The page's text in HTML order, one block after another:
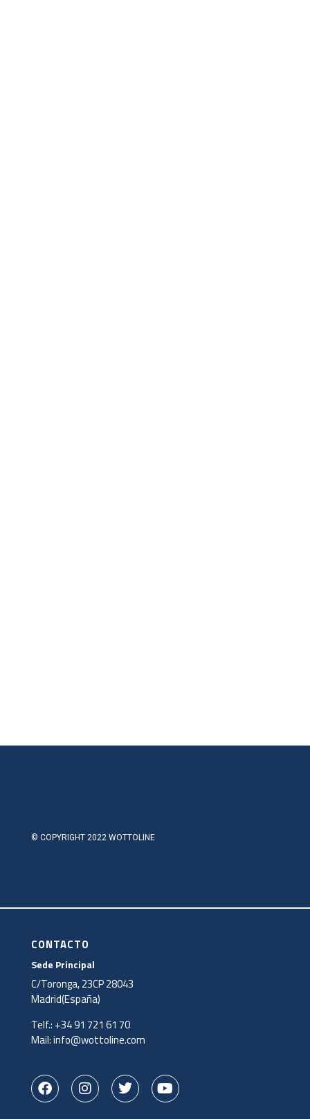
© COPYRIGHT 2022 WOTTOLINE
CONTACTO
Sede Principal
C/Toronga, 23CP 28043
Madrid(España)
Telf.: +34 91 721 61 70
Mail:info@wottoline.com